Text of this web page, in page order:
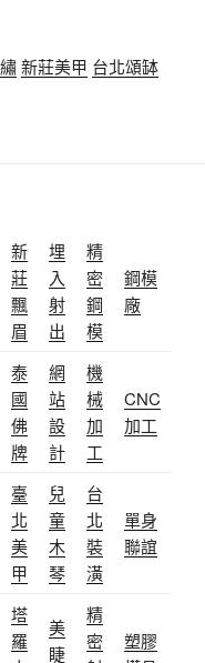
新莊美甲 台北頌缽
新
莊
飄
眉
埋
入
射
出
精
密
鋼
模
鋼模
廠
泰
國
佛
牌
網
站
設
計
機
械
加
工
CNC
加工
臺
北
美
甲
兒
童
木
琴
台
北
裝
潢
單身
聯誼
塔
羅
美
睫
精
密
塑膠